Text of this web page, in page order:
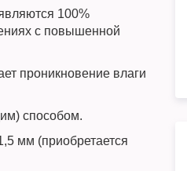
100%
с повышенной
проникновение влаги
способом.
мм (приобретается